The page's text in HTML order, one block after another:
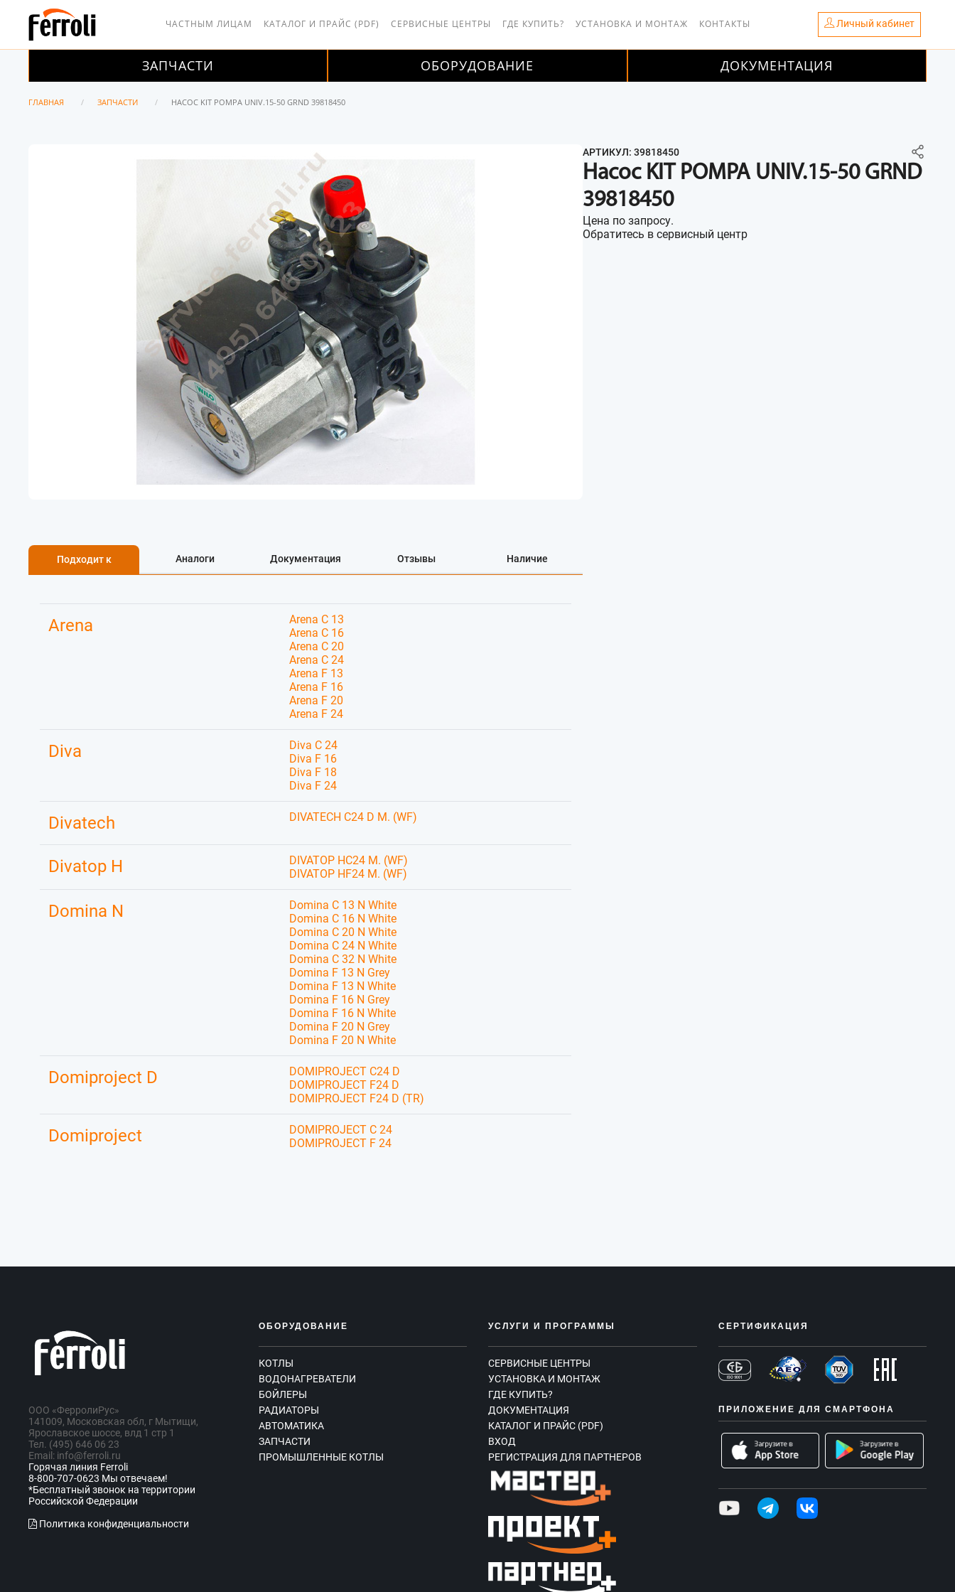
ЧАСТНЫМ ЛИЦАМ КАТАЛОГ И ПРАЙС (PDF) СЕРВИСНЫЕ ЦЕНТРЫ ГДЕ КУПИТЬ? УСТАНОВКА И МОНТАЖ КОНТАКТЫ Личный кабинет
ЗАПЧАСТИ ОБОРУДОВАНИЕ ДОКУМЕНТАЦИЯ
ГЛАВНАЯ ЗАПЧАСТИ НАСОС KIT POMPA UNIV.15-50 GRND 39818450
АРТИКУЛ: 39818450
Насос KIT POMPA UNIV.15-50 GRND
39818450
Цена по запросу.
Обратитесь в сервисный центр
Подходит к Аналоги Документация Отзывы Наличие
Arena
Arena C 13
Arena C 16
Arena C 20
Arena C 24
Arena F 13
Arena F 16
Arena F 20
Arena F 24
Diva
Diva C 24
Diva F 16
Diva F 18
Diva F 24
Divatech DIVATECH C24 D M. (WF)
Divatop H
DIVATOP HC24 M. (WF)
DIVATOP HF24 M. (WF)
Domina N
Domina C 13 N White
Domina C 16 N White
Domina C 20 N White
Domina C 24 N White
Domina C 32 N White
Domina F 13 N Grey
Domina F 13 N White
Domina F 16 N Grey
Domina F 16 N White
Domina F 20 N Grey
Domina F 20 N White
Domiproject D
DOMIPROJECT C24 D
DOMIPROJECT F24 D
DOMIPROJECT F24 D (TR)
Domiproject
DOMIPROJECT C 24
DOMIPROJECT F 24
ООО «ФерролиРус»
141009, Московская обл, г Мытищи,
Ярославское шоссе, влд 1 стр 1
Тел. (495) 646 06 23
Email: info@ferroli.ru
Горячая линия Ferroli
8-800-707-0623 Мы отвечаем!
*Бесплатный звонок на территории
Российской Федерации
Политика конфиденциальности
ОБОРУДОВАНИЕ
КОТЛЫ
ВОДОНАГРЕВАТЕЛИ
БОЙЛЕРЫ
РАДИАТОРЫ
АВТОМАТИКА
ЗАПЧАСТИ
ПРОМЫШЛЕННЫЕ КОТЛЫ
УСЛУГИ И ПРОГРАММЫ
СЕРВИСНЫЕ ЦЕНТРЫ
УСТАНОВКА И МОНТАЖ
ГДЕ КУПИТЬ?
ДОКУМЕНТАЦИЯ
КАТАЛОГ И ПРАЙС (PDF)
ВХОД
РЕГИСТРАЦИЯ ДЛЯ ПАРТНЕРОВ
СЕРТИФИКАЦИЯ
ПРИЛОЖЕНИЕ ДЛЯ СМАРТФОНА